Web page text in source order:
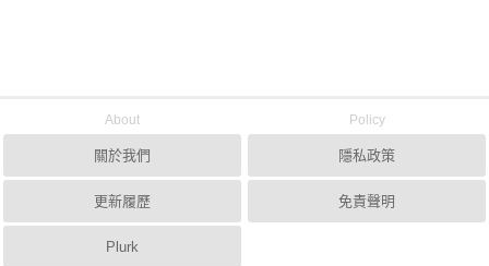
About
關於我們
更新履歷
Plurk
Policy
隱私政策
免責聲明